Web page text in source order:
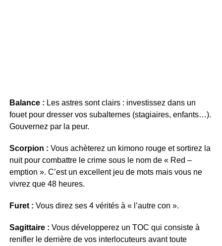
Balance : Les astres sont clairs : investissez dans un
fouet pour dresser vos subalternes (stagiaires, enfants…).
Gouvernez par la peur.
Scorpion : Vous achèterez un kimono rouge et sortirez la
nuit pour combattre le crime sous le nom de « Red –
emption ». C’est un excellent jeu de mots mais vous ne
vivrez que 48 heures.
Furet : Vous direz ses 4 vérités à « l’autre con ».
Sagittaire : Vous développerez un TOC qui consiste à
renifler le derrière de vos interlocuteurs avant toute